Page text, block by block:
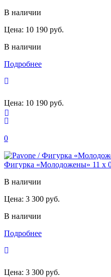
В наличии
Цена: 10 190 руб.
В наличии
Подробнее
Цена: 10 190 руб.
0
Фигурка «Молодожены» 11 х
В наличии
Цена: 3 300 руб.
В наличии
Подробнее
Цена: 3 300 руб.